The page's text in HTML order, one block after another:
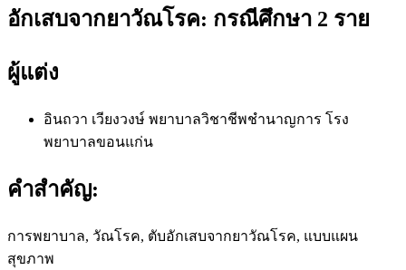
อักเสบจากยาวัณโรค: กรณีศึกษา 2 ราย
ผู้แต่ง
อินถวา เวียงวงษ์ พยาบาลวิชาชีพชำนาญการ โรง
พยาบาลขอนแก่น
คำสำคัญ:
การพยาบาล, วัณโรค, ตับอักเสบจากยาวัณโรค, แบบแผน
สุขภาพ